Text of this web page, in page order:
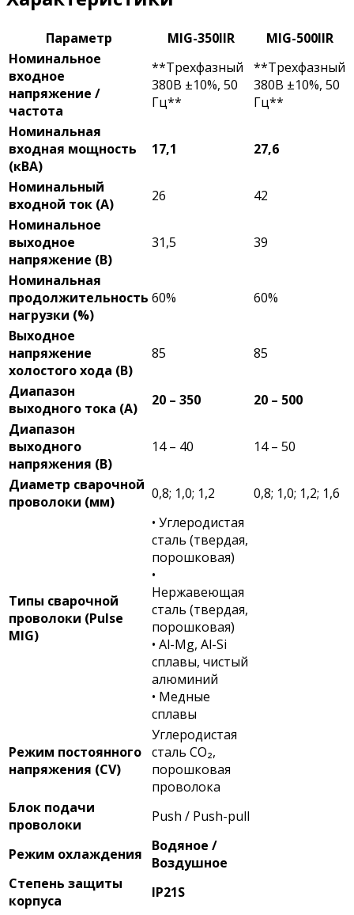
Параметр MIG-350IIR
MIG-500IIR
Номинальное
входное
напряжение /
частота
**Трехфазный
380В ±10%, 50
Гц**
**Трехфазный
380В ±10%, 50
Гц**
Номинальная
входная мощность
(кВА)
17,1 27,6
Номинальный
входной ток (А)
26
42
Номинальное
выходное
напряжение (В)
31,5 39
Номинальная
продолжительность
нагрузки (%)
60% 60%
Выходное
напряжение
холостого хода (В)
85 85
Диапазон
выходного тока (А)
20 – 350
20 – 500
Диапазон
выходного
напряжения (В)
14 – 40 14 – 50
Диаметр сварочной
проволоки (мм)
0,8; 1,0; 1,2 0,8; 1,0; 1,2; 1,6
Типы сварочной
проволоки (Pulse
MIG)
• Углеродистая
сталь (твердая,
порошковая)
•
Нержавеющая
сталь (твердая,
порошковая)
• Al-Mg, Al-Si
сплавы, чистый
алюминий
• Медные
сплавы
Режим постоянного
напряжения (CV)
Углеродистая
сталь CO₂,
порошковая
проволока
Блок подачи
проволоки
Push / Push-pull
Режим охлаждения
Водяное /
Воздушное
Степень защиты
корпуса
IP21S